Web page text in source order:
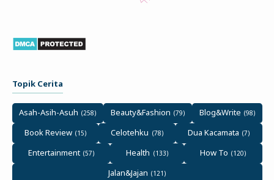
Topik Cerita
Asah-Asih-Asuh Beauty&Fashion
Blog&Write
Book Review
Celotehku
Dua Kacamata
Entertainment
Health
How To
Jalan&Jajan